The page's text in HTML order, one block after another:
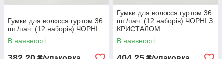
Гумки для волосся гуртом 36
шт./пач. (12 наборів) ЧОРНІ
В наявності
Гумки для волосся гуртом 36
шт./пач. (12 наборів) ЧОРНІ З
КРИСТАЛОМ
В наявності